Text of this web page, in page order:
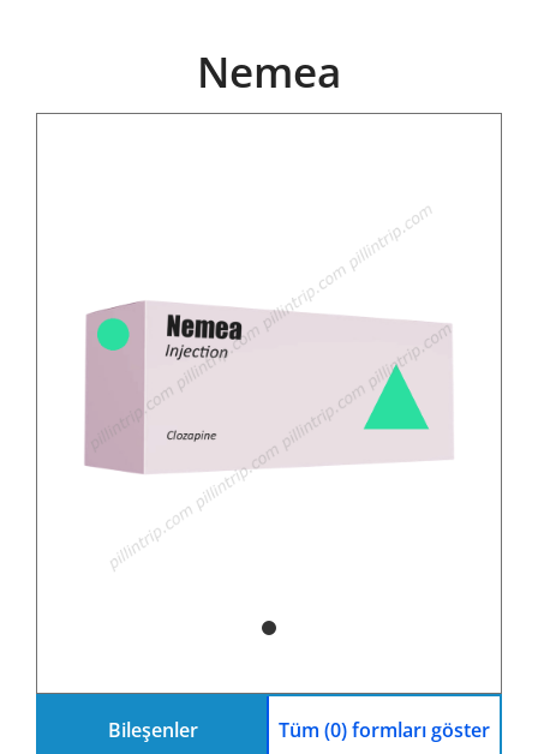
Nemea
Bileşenler Tüm (0) formları göster